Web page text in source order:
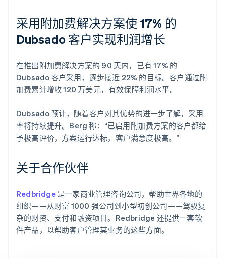
采用附加费解决方案使 17% 的
Dubsado 客户实现利润增长
在推出附加费解决方案的 90 天内，已有 17% 的
Dubsado 客户采用，逐步接近 22% 的目标。客户通过附
加费累计增收 120 万美元，有效保障利润水平。
Dubsado 预计，随着客户对其优势的进一步了解，采用
率将持续提升。Berg 称：“已启用附加费方案的客户都给
予极高评价，方案运行达标，客户满意度极高。”
关于合作伙伴
Redbridge是一家商业管理咨询公司，帮助世界各地的
组织——从财富 1000 强公司到小型初创公司——驾驭复
杂的财资、支付和融资项目。Redbridge 还提供一套软
件产品，以帮助客户管理其业务的这些方面。